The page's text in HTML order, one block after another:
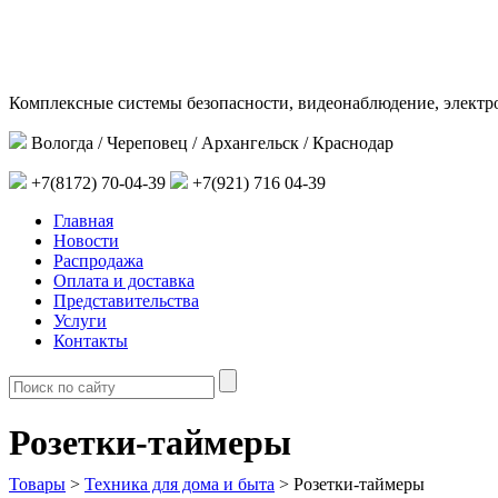
Комплексные системы безопасности, видеонаблюдение,
Вологда / Череповец / Архангельск / Краснодар
+7(8172) 70-04-39
+7(921) 716 04-39
Главная
Новости
Распродажа
Оплата и доставка
Представительства
Услуги
Контакты
Розетки-таймеры
Товары > Техника для дома и быта > Розетки-таймеры